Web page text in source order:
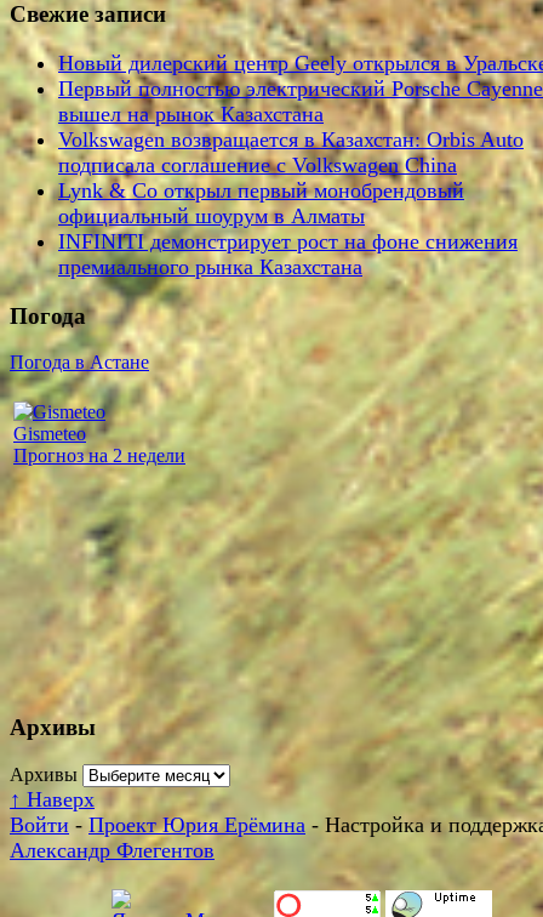
Свежие записи
Новый дилерский центр Geely открылся в
Первый полностью электрический Porsche Cayenne
вышел на рынок Казахстана
Volkswagen возвращается в Казахстан: Orbis Auto
подписала соглашение с Volkswagen China
Lynk & Co открыл первый монобрендовый
официальный шоурум в Алматы
INFINITI демонстрирует рост на фоне снижения
премиального рынка Казахстана
Погода
Погода в Астане
Gismeteo
Прогноз на 2 недели
Архивы
Архивы
↑ Наверх
Войти - Проект Юрия Ерёмина - Настройка и
Александр Флегентов